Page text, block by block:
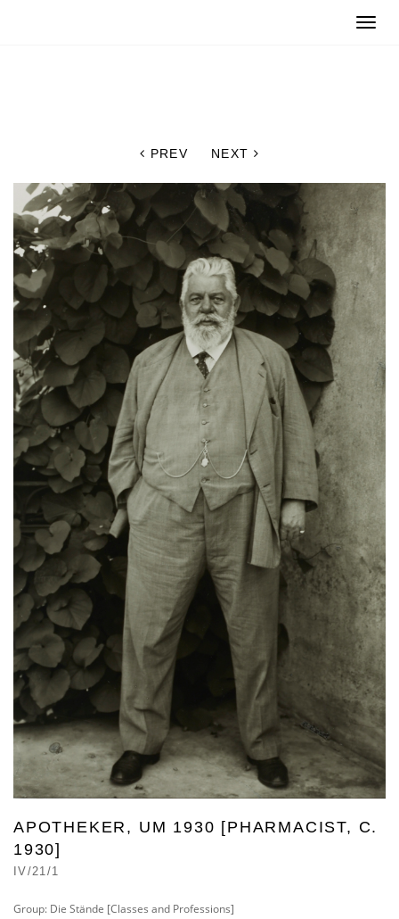
Toggle
PREV NEXT
APOTHEKER, UM 1930 [PHARMACIST, C.
1930]
IV/21/1
Group: Die Stände [Classes and Professions]